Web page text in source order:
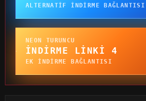
ALTERNATIF INDIRME BAĞLANTISI
NEON TURUNCU
İNDIRME LINKI 4
EK INDIRME BAĞLANTISI